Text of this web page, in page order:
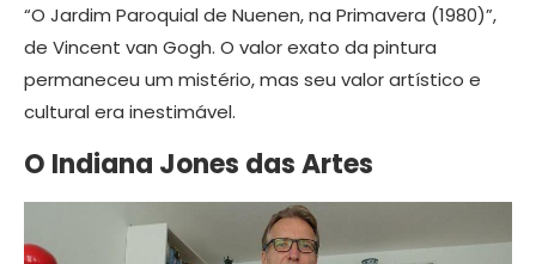
“O Jardim Paroquial de Nuenen, na Primavera (1980)”,
de Vincent van Gogh. O valor exato da pintura
permaneceu um mistério, mas seu valor artístico e
cultural era inestimável.
O Indiana Jones das Artes